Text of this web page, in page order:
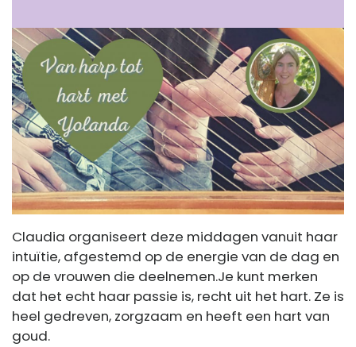
Claudia organiseert deze middagen vanuit haar
intuïtie, afgestemd op de energie van de dag en
op de vrouwen die deelnemen.Je kunt merken
dat het echt haar passie is, recht uit het hart. Ze is
heel gedreven, zorgzaam en heeft een hart van
goud.